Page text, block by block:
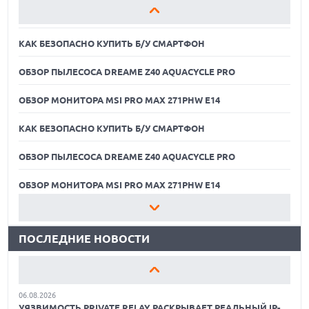
ОБЗОР МОНИТОРА MSI PRO MAX 271PHW E14
КАК БЕЗОПАСНО КУПИТЬ Б/У СМАРТФОН
ОБЗОР ПЫЛЕСОСА DREAME Z40 AQUACYCLE PRO
ОБЗОР МОНИТОРА MSI PRO MAX 271PHW E14
КАК БЕЗОПАСНО КУПИТЬ Б/У СМАРТФОН
ОБЗОР ПЫЛЕСОСА DREAME Z40 AQUACYCLE PRO
ОБЗОР МОНИТОРА MSI PRO MAX 271PHW E14
КАК БЕЗОПАСНО КУПИТЬ Б/У СМАРТФОН
ОБЗОР ПЫЛЕСОСА DREAME Z40 AQUACYCLE PRO
ОБЗОР МОНИТОРА MSI PRO MAX 271PHW E14
КАК БЕЗОПАСНО КУПИТЬ Б/У СМАРТФОН
ПОСЛЕДНИЕ НОВОСТИ
06.08.2026
ТОЛЩИНОЙ 4,7 ММ И 12" OLED МАТРИЦЕЙ
УБОРКИ И ЛИНЕЙКУ ТЕХНИКИ 2026 ГОДА
06.08.2026